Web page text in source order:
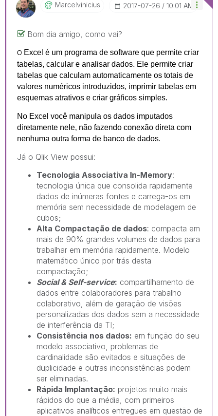
Marcelvinicius ‎2017-07-26 10:01 AM
Bom dia amigo, como vai?
O Excel é um programa de software que permite criar
tabelas, calcular e analisar dados. Ele permite criar
tabelas que calculam automaticamente os totais de
valores numéricos introduzidos, imprimir tabelas em
esquemas atrativos e criar gráficos simples.
No Excel você manipula os dados imputados
diretamente nele, não fazendo conexão direta com
nenhuma outra forma de banco de dados.
Já o Qlik View possui:
Tecnologia Associativa In-Memory:
tecnologia única que consolida rapidamente
dados de inúmeras fontes e carrega-os em
memória sem necessidade de modelagem de
cubos;
Alta Compactação de dados: compacta em
mais de 90% grandes volumes de dados para
trabalhar em memória rapidamente. Modelo
matemático único por trás desta
compactação;
Social & Self-service: compartilhamento de
dados entre colaboradores para trabalho
colaborativo, além de geração de visões
personalizadas dos dados sem a necessidade
de interferência da TI;
Consistência nos dados: em função do seu
modelo associativo, problemas de
cardinalidade são evitados e situações de
duplicidade e outras inconsistências podem
ser eliminadas.
Rápida Implantação: projetos muito mais
rápidos do que a média, com primeiros
aplicativos analíticos entregues em questão de